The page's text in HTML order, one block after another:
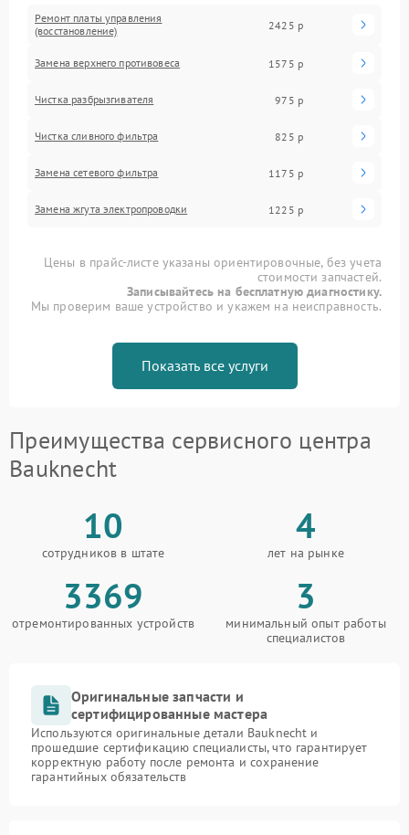
Ремонт платы управления
(восстановление)
2425 р
Замена верхнего противовеса 1575 р
Чистка разбрызгивателя 975 р
Чистка сливного фильтра 825 р
Замена сетевого фильтра 1175 р
Замена жгута электропроводки 1225 р
Цены в прайс-листе указаны ориентировочные, без учета
стоимости запчастей.
Записывайтесь на бесплатную диагностику.
Мы проверим ваше устройство и укажем на неисправность.
Показать все услуги
Преимущества сервисного центра
Bauknecht
10
сотрудников в штате
4
лет на рынке
3369
отремонтированных устройств
3
минимальный опыт работы
специалистов
Оригинальные запчасти и
сертифицированные мастера
Используются оригинальные детали Bauknecht и
прошедшие сертификацию специалисты, что гарантирует
корректную работу после ремонта и сохранение
гарантийных обязательств